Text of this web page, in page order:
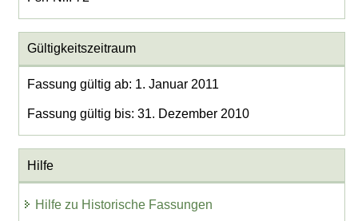
Gültigkeitszeitraum
Fassung gültig ab: 1. Januar 2011
Fassung gültig bis: 31. Dezember 2010
Hilfe
Hilfe zu Historische Fassungen